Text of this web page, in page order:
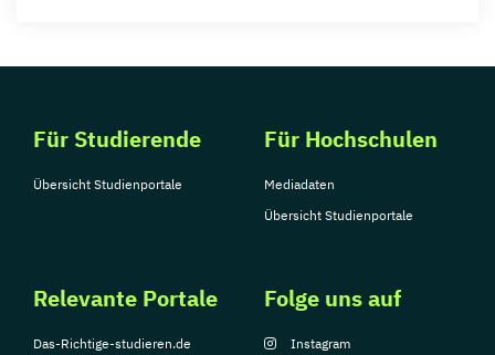
Für Studierende
Übersicht Studienportale
Für Hochschulen
Mediadaten
Übersicht Studienportale
Relevante Portale
Das-Richtige-studieren.de
Folge uns auf
Instagram